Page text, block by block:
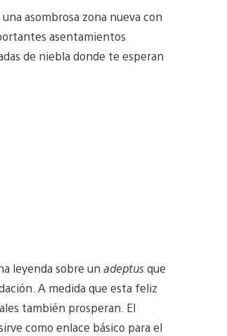
asombrosa zona nueva con
asentamientos
de niebla donde te esperan
leyenda sobre un adeptusque
A medida que esta feliz
también prosperan. El
como enlace básico para el